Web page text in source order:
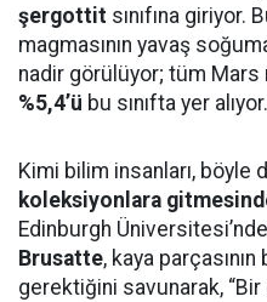
şergottit sınıfına giriyor.
magmasının yavaş
nadir görülüyor; tüm Mars
%5,4’ü bu sınıfta yer alıyor.
Kimi bilim insanları, böyle
koleksiyonlara
Edinburgh
Brusatte, kaya parçasının
gerektiğini savunarak, “Bir